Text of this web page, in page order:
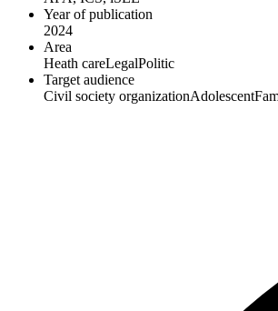
EN
Year of publication
2024
Area
Heath careLegalPolitic
Target audience
Civil society organizationAdolescent